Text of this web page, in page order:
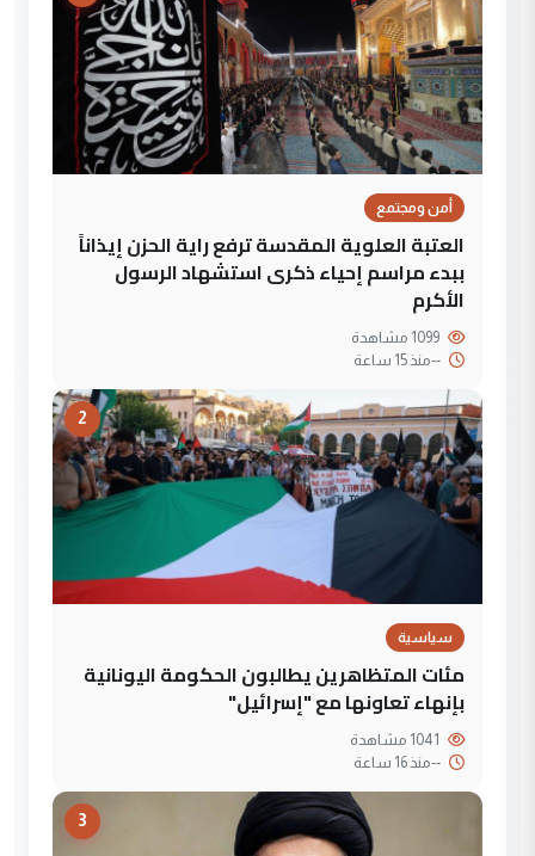
أمن ومجتمع
العتبة العلوية المقدسة ترفع راية الحزن إيذاناً
ببدء مراسم إحياء ذكرى استشهاد الرسول
الأكرم
--منذ 15 ساعة
2
سياسية
مئات المتظاهرين يطالبون الحكومة اليونانية
بإنهاء تعاونها مع "إسرائيل"
--منذ 16 ساعة
3